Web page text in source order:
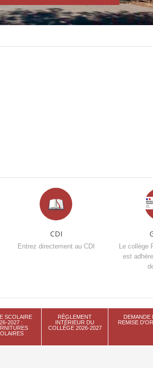
CDI
Entrez directement au CDI
Le collège
est
SCOLAIRE
2027 :
RÈGLEMENT
INTÉRIEUR DU
COLLÈGE 2026-2027
DEMANDE
REMISE